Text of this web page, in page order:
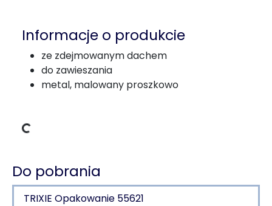
Informacje o produkcie
ze zdejmowanym dachem
do zawieszania
metal, malowany proszkowo
Dane ładowania
Do pobrania
TRIXIE Opakowanie 55621